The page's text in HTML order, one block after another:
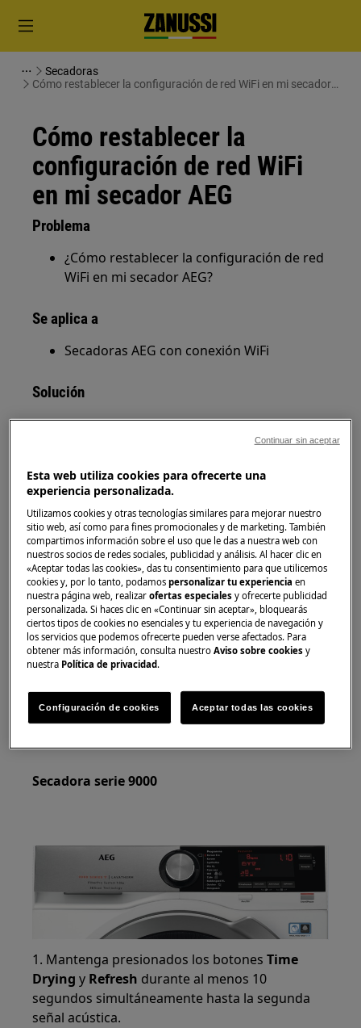
Secadoras
Cómo restablecer la configuración de red WiFi en mi secador
Cómo restablecer la
configuración de red WiFi
en mi secador AEG
Problema
¿Cómo restablecer la configuración de red
WiFi en mi secador AEG?
Se aplica a
Secadoras AEG con conexión WiFi
Solución
Dependiendo del modelo de la secadora, siga
Secadora serie 8000
2. Toque la barra de WiFi y se mostrará un
3. Pulsa enRestablecer red
Secadora serie 9000
1. Mantenga presionados los botonesTime
Drying y Refresh durante al menos 10
segundos simultáneamente hasta la segunda
señal acústica.
Esta web utiliza cookies para ofrecerte una
experiencia personalizada.
Utilizamos cookies y otras tecnologías similares para mejorar nuestro
sitio web, así como para fines promocionales y de marketing. También
compartimos información sobre el uso que le das a nuestra web con
nuestros socios de redes sociales, publicidad y análisis. Al hacer clic en
«Aceptar todas las cookies», das tu consentimiento para que utilicemos
cookies y, por lo tanto, podamospersonalizar tu experienciaen
nuestra página web, realizarofertas especiales y ofrecerte publicidad
personalizada. Si haces clic en «Continuar sin aceptar», bloquearás
ciertos tipos de cookies no esenciales y tu experiencia de navegación y
los servicios que podemos ofrecerte pueden verse afectados. Para
obtener más información, consulta nuestroAviso sobre cookies y
nuestra Política de privacidad.
Configuración de cookies Aceptar todas las cookies
Continuar sin aceptar